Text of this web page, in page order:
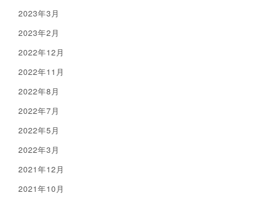
2023年3月
2023年2月
2022年12月
2022年11月
2022年8月
2022年7月
2022年5月
2022年3月
2021年12月
2021年10月